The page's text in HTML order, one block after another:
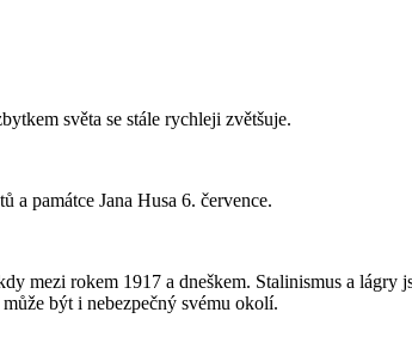
světa se stále rychleji zvětšuje.
památce Jana Husa 6. července.
mezi rokem 1917 a dneškem. Stalinismus a
být i nebezpečný svému okolí.